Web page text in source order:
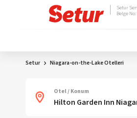
Setur
Belge
Setur Niagara-on-the-Lake Otelleri
Otel / Konum